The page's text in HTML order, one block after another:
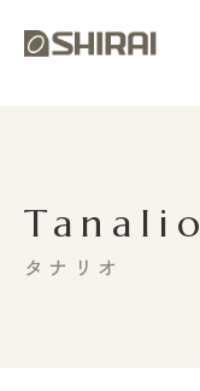
Tanalio
タナリオ